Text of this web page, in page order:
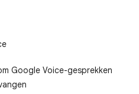
Google Voice-gesprekken